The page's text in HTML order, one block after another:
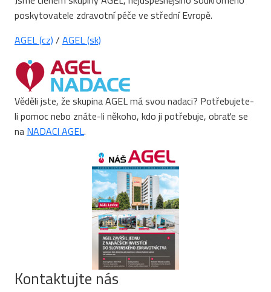
poskytovatele zdravotní péče ve střední Evropě.
AGEL (cz) / AGEL (sk)
Věděli jste, že skupina AGEL má svou nadaci? Potřebujete-
li pomoc nebo znáte-li někoho, kdo ji potřebuje, obraťe se
na NADACI AGEL.
Kontaktujte nás